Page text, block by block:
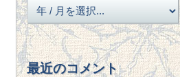
最近のコメント